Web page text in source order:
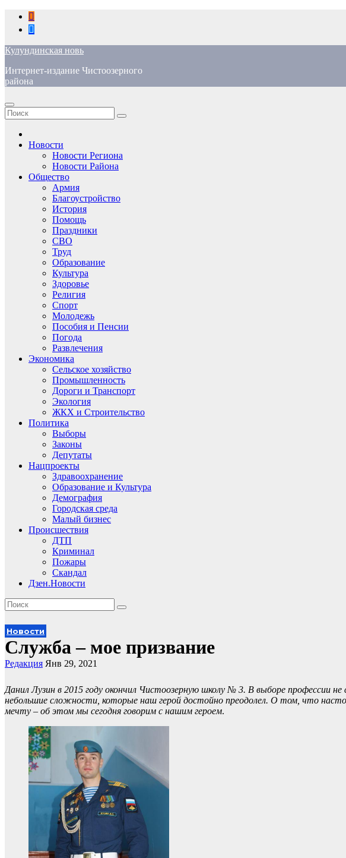
Перейти
содержимому
Кулундинская новь
Интернет-издание Чистоозерного
района
Новости
Новости Региона
Новости Района
Общество
Армия
Благоустройство
История
Помощь
Праздники
СВО
Труд
Образование
Культура
Здоровье
Религия
Спорт
Молодежь
Пособия и Пенсии
Погода
Развлечения
Экономика
Сельское хозяйство
Промышленность
Дороги и Транспорт
Экология
ЖКХ и Строительство
Политика
Выборы
Законы
Депутаты
Нацпроекты
Здравоохранение
Образование и Культура
Демография
Городская среда
Малый бизнес
Происшествия
ДТП
Криминал
Пожары
Скандал
Дзен.Новости
Новости
Служба – мое призвание
Редакция Янв 29, 2021
Данил Лузин в 2015 году окончил Чистоозерную школу № 3. В выборе профессии
небольшие сложности, которые наш герой достойно преодолел. О том, что
мечту – об этом мы сегодня говорим с нашим героем.